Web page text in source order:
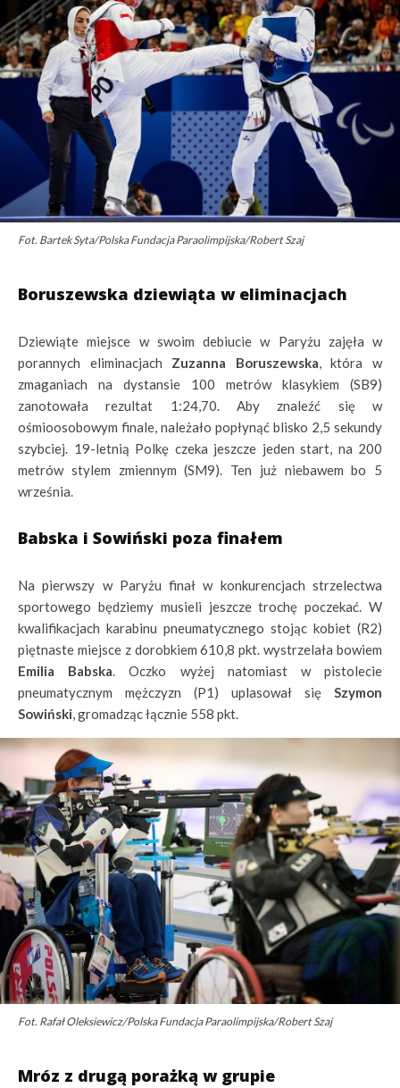
Fot. Bartek Syta/Polska Fundacja Paraolimpijska/Robert Szaj
Boruszewska dziewiąta w eliminacjach
Dziewiąte miejsce w swoim debiucie w Paryżu zajęła w
porannych eliminacjach Zuzanna Boruszewska, która w
zmaganiach na dystansie 100 metrów klasykiem (SB9)
zanotowała rezultat 1:24,70. Aby znaleźć się w
ośmioosobowym finale, należało popłynąć blisko 2,5 sekundy
szybciej. 19-letnią Polkę czeka jeszcze jeden start, na 200
metrów stylem zmiennym (SM9). Ten już niebawem bo 5
września.
Babska i Sowiński poza finałem
Na pierwszy w Paryżu finał w konkurencjach strzelectwa
sportowego będziemy musieli jeszcze trochę poczekać. W
kwalifikacjach karabinu pneumatycznego stojąc kobiet (R2)
piętnaste miejsce z dorobkiem 610,8 pkt. wystrzelała bowiem
Emilia Babska. Oczko wyżej natomiast w pistolecie
pneumatycznym mężczyzn (P1) uplasował się Szymon
Sowiński, gromadząc łącznie 558 pkt.
Fot. Rafał Oleksiewicz/Polska Fundacja Paraolimpijska/Robert Szaj
Mróz z drugą porażką w grupie